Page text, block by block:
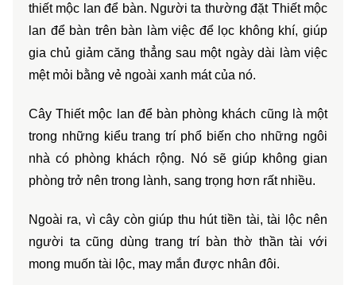
thiết mộc lan để bàn. Người ta thường đặt Thiết mộc
lan để bàn trên bàn làm việc để lọc không khí, giúp
gia chủ giảm căng thẳng sau một ngày dài làm việc
mệt mỏi bằng vẻ ngoài xanh mát của nó.
Cây Thiết mộc lan để bàn phòng khách cũng là một
trong những kiểu trang trí phổ biến cho những ngôi
nhà có phòng khách rộng. Nó sẽ giúp không gian
phòng trở nên trong lành, sang trọng hơn rất nhiều.
Ngoài ra, vì cây còn giúp thu hút tiền tài, tài lộc nên
người ta cũng dùng trang trí bàn thờ thần tài với
mong muốn tài lộc, may mắn được nhân đôi.